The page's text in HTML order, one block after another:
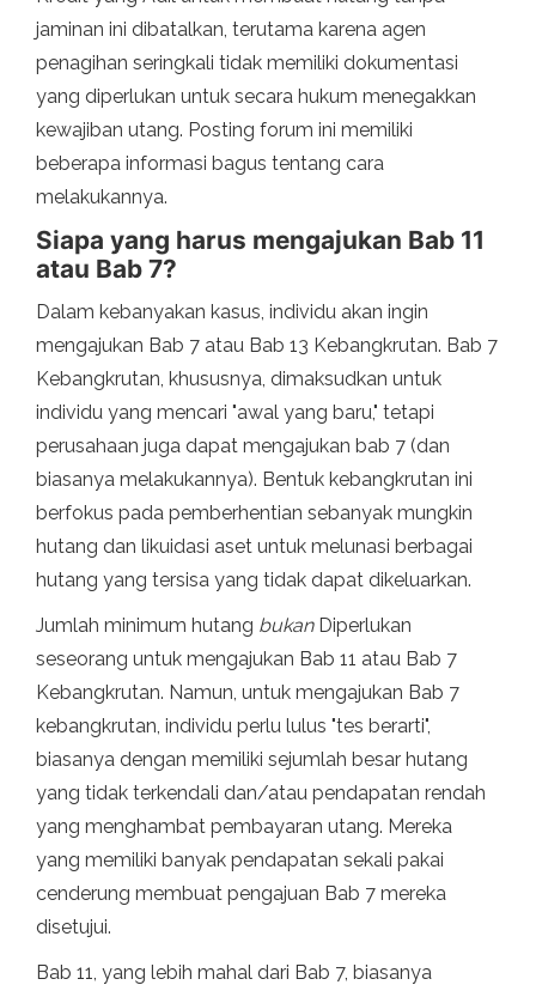
jaminan ini dibatalkan, terutama karena agen
penagihan seringkali tidak memiliki dokumentasi
yang diperlukan untuk secara hukum menegakkan
kewajiban utang. Posting forum ini memiliki
beberapa informasi bagus tentang cara
melakukannya.
Siapa yang harus mengajukan Bab 11
atau Bab 7?
Dalam kebanyakan kasus, individu akan ingin
mengajukan Bab 7 atau Bab 13 Kebangkrutan. Bab 7
Kebangkrutan, khususnya, dimaksudkan untuk
individu yang mencari "awal yang baru," tetapi
perusahaan juga dapat mengajukan bab 7 (dan
biasanya melakukannya). Bentuk kebangkrutan ini
berfokus pada pemberhentian sebanyak mungkin
hutang dan likuidasi aset untuk melunasi berbagai
hutang yang tersisa yang tidak dapat dikeluarkan.
Jumlah minimum hutang bukanDiperlukan
seseorang untuk mengajukan Bab 11 atau Bab 7
Kebangkrutan. Namun, untuk mengajukan Bab 7
kebangkrutan, individu perlu lulus "tes berarti",
biasanya dengan memiliki sejumlah besar hutang
yang tidak terkendali dan/atau pendapatan rendah
yang menghambat pembayaran utang. Mereka
yang memiliki banyak pendapatan sekali pakai
cenderung membuat pengajuan Bab 7 mereka
disetujui.
Bab 11, yang lebih mahal dari Bab 7, biasanya